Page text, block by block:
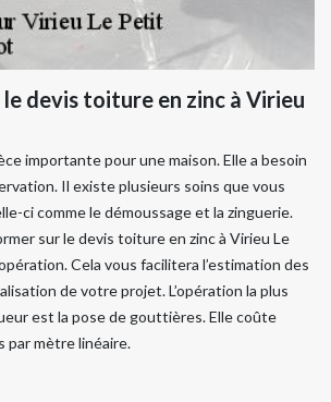
devis toiture en zinc à Virieu
importante pour une maison. Elle a besoin
Il existe plusieurs soins que vous
ci comme le démoussage et la zinguerie.
sur le devis toiture en zinc à Virieu Le
Cela vous facilitera l’estimation des
de votre projet. L’opération la plus
est la pose de gouttières. Elle coûte
par mètre linéaire.